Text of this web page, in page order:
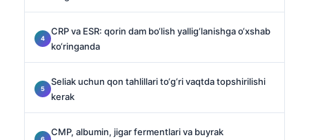
CRP va ESR: qorin dam bo‘lish yallig‘lanishga o‘xshab
ko‘ringanda
Seliak uchun qon tahlillari to‘g‘ri vaqtda topshirilishi
kerak
CMP, albumin, jigar fermentlari va buyrak